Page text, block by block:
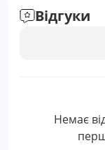
Відгуки
Немає